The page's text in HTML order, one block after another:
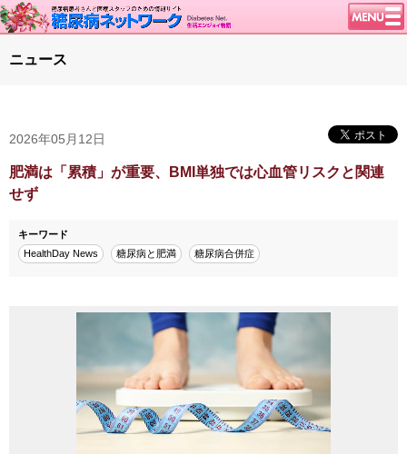
談話室BBS
糖尿病のきほん
特集・連載
特集・連載 一覧へ
腎臓の健康道
1型ライフ
ニュース
2026年05月12日
肥満は「累積」が重要、BMI単独では心血管リスクと関連
せず
キーワード
HealthDay News
糖尿病と肥満 糖尿病合併症